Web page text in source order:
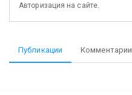
Авторизация на сайте.
Публикации Комментарии